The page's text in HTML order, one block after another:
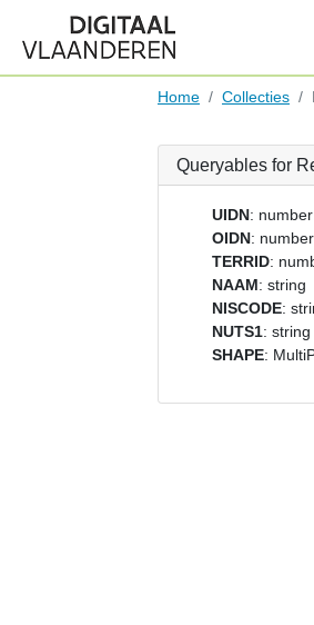
Home Collecties
Queryables for
UIDN: number
OIDN: number
TERRID:
NAAM: string
NISCODE:
NUTS1: string
SHAPE: